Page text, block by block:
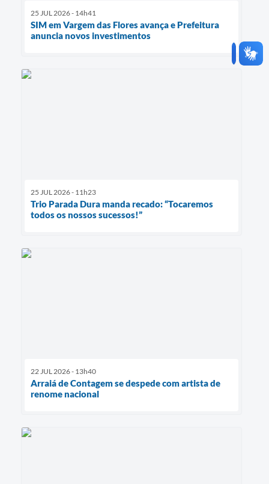
25 JUL 2026 - 14h41
SIM em Vargem das Flores avança e Prefeitura
anuncia novos investimentos
25 JUL 2026 - 11h23
Trio Parada Dura manda recado: “Tocaremos
todos os nossos sucessos!”
22 JUL 2026 - 13h40
Arraiá de Contagem se despede com artista de
renome nacional